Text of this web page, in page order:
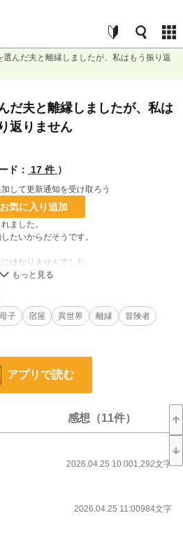
選んだ夫と離縁しましたが、私はもう振り返
だ夫と離縁しましたが、私は
返りません
ド：
17 件 ）
して更新通知を受け取ろう
お気に入り追加
ました。
たいからだそうです。
はなりませんでした。
ことにします。
める準備をしていたところでした。
たちです。
を見ながら、
。
母子 宿屋 異世界 離縁
冒険者
アプリで読む
感想（11件）
2026.04.25 10:001,292文字
2026.04.25 11:00984文字